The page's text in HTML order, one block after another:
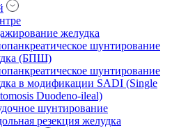
желудка
шунтирование
(БПШ)
шунтирование
в модификации SADI (Single
Duodeno-ileal)
шунтирование
резекция желудка